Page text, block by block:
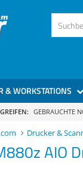
& WORKSTATIONS
GEBRAUCHTE
Drucker &
AIO